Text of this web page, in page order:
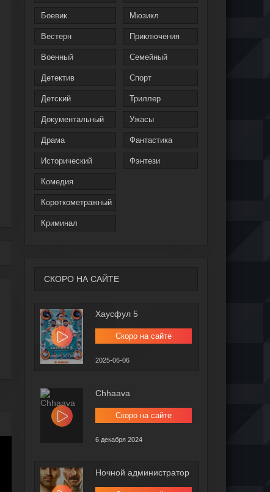
Боевик
Вестерн
Военный
Детектив
Детский
Документальный
Драма
Исторический
Комедия
Короткометражный
Криминал
Мюзикл
Приключения
Семейный
Спорт
Триллер
Ужасы
Фантастика
Фэнтези
СКОРО НА САЙТЕ
Хаусфул 5
Скоро на сайте
2025-06-06
Chhaava
Скоро на сайте
6 декабря 2024
Ночной администратор